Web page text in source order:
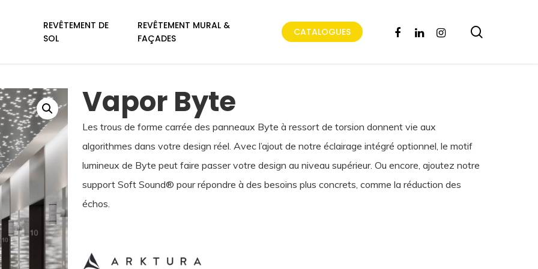
REVÊTEMENT DE
SOL
REVÊTEMENT MURAL &
FAÇADES
CATALOGUES FACEBOOKLINKEDININSTAGRAM
Vapor Byte
Les trous de forme carrée des panneaux Byte à ressort de torsion donnent vie aux
algorithmes dans votre design réel. Avec l’ajout de notre éclairage intégré optionnel, le motif
lumineux de Byte peut faire passer votre design au niveau supérieur. Ou encore, ajoutez notre
support Soft Sound® pour répondre à des besoins plus concrets, comme la réduction des
échos.